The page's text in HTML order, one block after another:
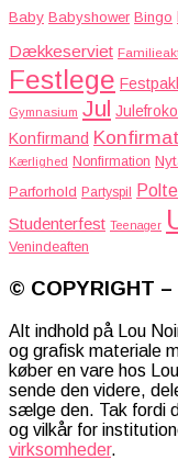
Baby Babyshower Bingo
Dækkeserviet
Festlege
Gymnasium Jul
Konfirmand
Kærlighed Nonfirmation
Parforhold Partyspil
Studenterfest Teenager
Venindeaften
© COPYRIGHT –
Alt indhold på Lou
og grafisk materiale
køber en vare hos
sende den videre,
sælge den. Tak fordi
og vilkår for
virksomheder.